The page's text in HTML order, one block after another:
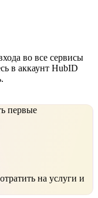
во все сервисы
в аккаунт HubID
первые
на услуги и